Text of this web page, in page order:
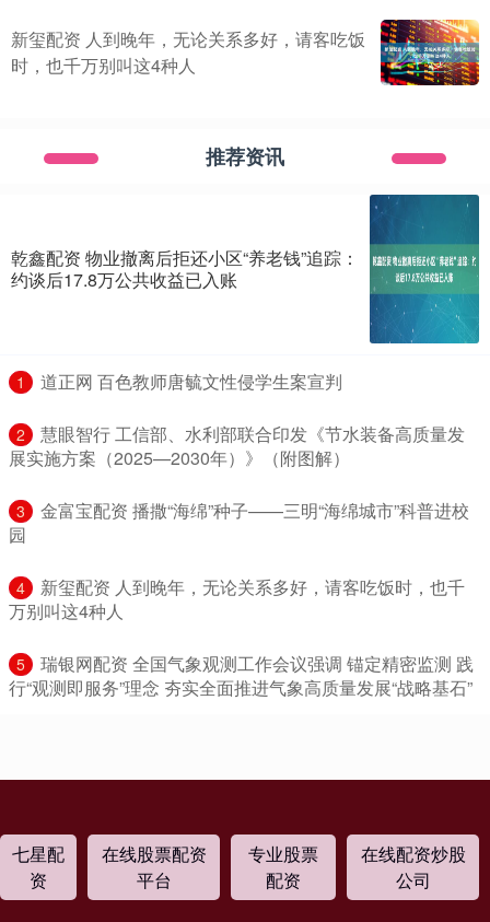
新玺配资 人到晚年，无论关系多好，请客吃饭
时，也千万别叫这4种人
推荐资讯
乾鑫配资 物业撤离后拒还小区“养老钱”追踪：
约谈后17.8万公共收益已入账
1 ​道正网 百色教师唐毓文性侵学生案宣判
2
​慧眼智行 工信部、水利部联合印发《节水装备高质量发
展实施方案（2025—2030年）》（附图解）
3
​金富宝配资 播撒“海绵”种子——三明“海绵城市”科普进校
园
4
​新玺配资 人到晚年，无论关系多好，请客吃饭时，也千
万别叫这4种人
5
​瑞银网配资 全国气象观测工作会议强调 锚定精密监测 践
行“观测即服务”理念 夯实全面推进气象高质量发展“战略基石”
七星配
资
在线股票配资
平台
专业股票
配资
在线配资炒股
公司